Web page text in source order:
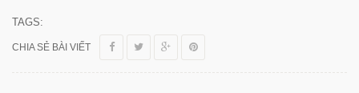
TAGS:
CHIA SẺ BÀI VIẾT